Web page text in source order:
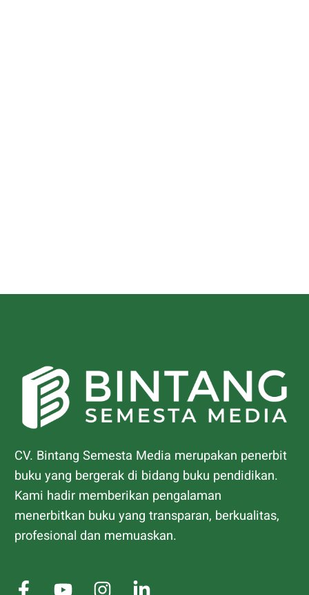
CV. Bintang Semesta Media merupakan penerbit
buku yang bergerak di bidang buku pendidikan.
Kami hadir memberikan pengalaman
menerbitkan buku yang transparan, berkualitas,
profesional dan memuaskan.